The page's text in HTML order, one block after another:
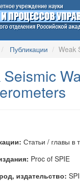
Публикации Weak
Seismic
Статьи / главы в
Proc of SPIE
издательство: